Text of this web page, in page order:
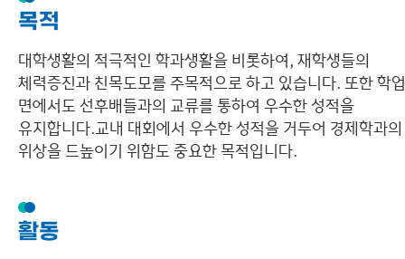
목적
대학생활의 적극적인 학과생활을 비롯하여, 재학생들의
체력증진과 친목도모를 주목적으로 하고 있습니다. 또한 학업
면에서도 선후배들과의 교류를 통하여 우수한 성적을
유지합니다.교내 대회에서 우수한 성적을 거두어 경제학과의
위상을 드높이기 위함도 중요한 목적입니다.
활동